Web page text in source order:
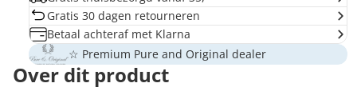
Gratis 30 dagen retourneren
Betaal achteraf met Klarna
☆ Premium Pure and Original dealer
Over dit product